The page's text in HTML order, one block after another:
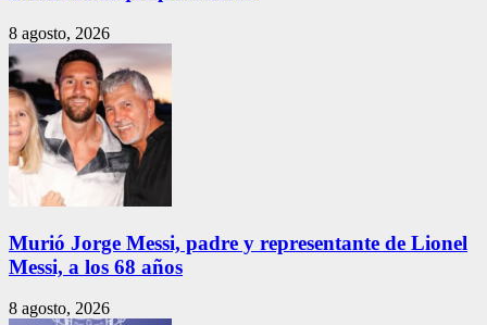
8 agosto, 2026
Murió Jorge Messi, padre y representante de Lionel
Messi, a los 68 años
8 agosto, 2026